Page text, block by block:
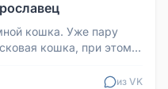
кошка. Уже пару
кошка, при этом
из VK